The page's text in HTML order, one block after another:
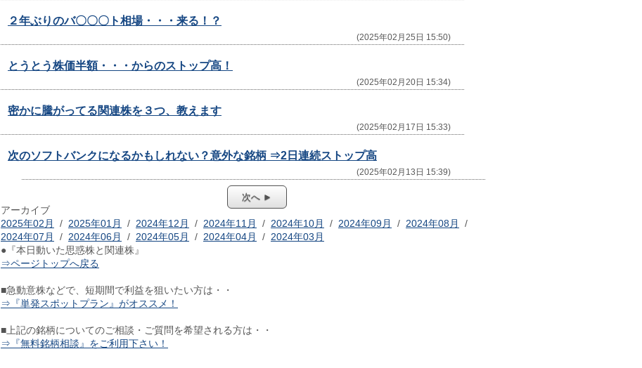
２年ぶりのバ〇〇〇ト相場・・・来る！？
(2025年02月25日 15:50)
とうとう株価半額・・・からのストップ高！
(2025年02月20日 15:34)
密かに騰がってる関連株を３つ、教えます
(2025年02月17日 15:33)
次のソフトバンクになるかもしれない？意外な銘柄 ⇒2日連続ストップ高
(2025年02月13日 15:39)
次へ ►
アーカイブ
2025年02月
/ 2025年01月 / 2024年12月 / 2024年11月 / 2024年10月 / 2024年09月 / 2024年08月
/
2024年07月
/ 2024年06月 / 2024年05月 / 2024年04月 / 2024年03月
●『本日動いた思惑株と関連株』
⇒ページトップへ戻る
■急動意株などで、短期間で利益を狙いたい方は・・
⇒『単発スポットプラン』がオススメ！
■上記の銘柄についてのご相談・ご質問を希望される方は・・
⇒『無料銘柄相談』をご利用下さい！